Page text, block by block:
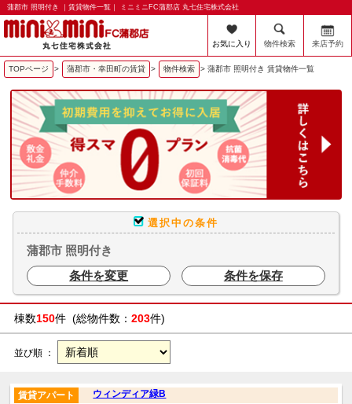
蒲郡市 照明付き ｜賃貸物件一覧｜ ミニミニFC蒲郡店 丸七住宅株式会社
お気に入り 物件検索 来店予約
TOPページ > 蒲郡市・幸田町の賃貸 > 物件検索 > 蒲郡市 照明付き 賃貸物件一覧
選択中の条件
蒲郡市 照明付き
条件を変更
条件を保存
棟数150件 (総物件数： 203件)
並び順 ：
ウィンディア緑B
賃貸アパート